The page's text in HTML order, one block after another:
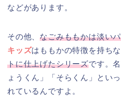
などがあります。
その他、なごみももかは淡い
キッズはももかの特徴を持ち
トに仕上げたシリーズです。
ょうくん」「そらくん」とい
れているんですよ。